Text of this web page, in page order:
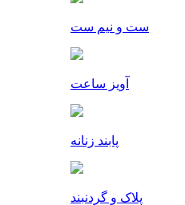
ست و نیم ست
آویز ساعت
پابند زنانه
پلاک و گردنبند